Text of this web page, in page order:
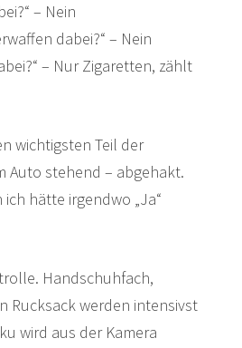
– Nein
dabei?“ – Nein
– Nur Zigaretten, zählt
wichtigsten Teil der
Auto stehend – abgehakt.
hätte irgendwo „Ja“
Handschuhfach,
Rucksack werden intensivst
wird aus der Kamera